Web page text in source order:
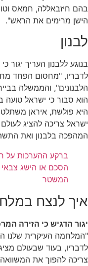
בהם חיזבאללה, חמאס
הישן מרימים את הראש".
לבנון
בנוגע ללבנון העריך יגור
לדבריו, "מחסום הפחד
הלבנונים", והממשלה
הוא סבור כי ישראל
היא פולשת, איראן
ישראל צריכה להציג
המהפכה בלבנון ואת
ברקע ההערכות על
הסכם או הישג צבאי
המשטר
איך לנצח
יגור הדגיש כי הזירה
"המלחמה העיקרית שלנו
לדבריו, בעוד שבעולם
צריכה להפוך את